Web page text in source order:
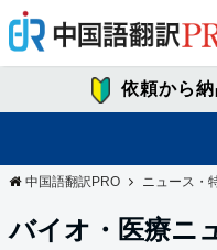
依頼から
中国語翻訳PRO ニュース・
バイオ・医療ニ